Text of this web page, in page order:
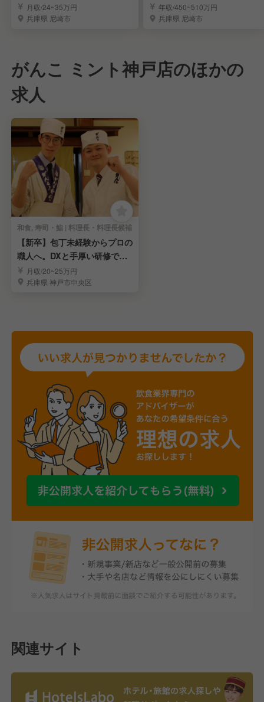
長候補募集
月収/24~35万円
兵庫県 尼崎市
居酒屋「晩杯屋」
年収/450~510万円
兵庫県 尼崎市
がんこ ミント神戸店のほかの
求人
和食, 寿司・鮨 | 料理長・料理長候補
【新卒】包丁未経験からプロの
職人へ。DXと手厚い研修で成
長を支える！！
月収/20~25万円
兵庫県 神戸市中央区
関連サイト